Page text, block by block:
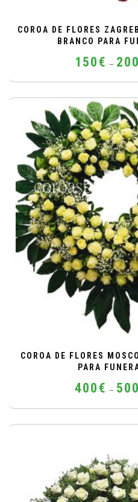
COROA DE FLORES
BRANCO PARA
150€ – 200
has
The
chosen
on
the
page
COROA DE FLORES
PARA
400€ – 500
multiple
The